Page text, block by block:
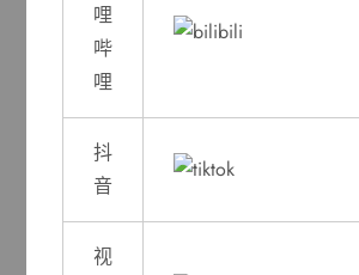
哩
哔
哩
抖
音
视